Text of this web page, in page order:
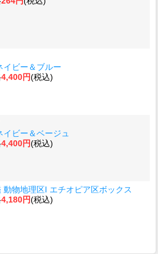
イビー＆ブルー
4,400円(税込)
イビー＆ベージュ
4,400円(税込)
動物地理区I エチオピア区ボックス
4,180円(税込)